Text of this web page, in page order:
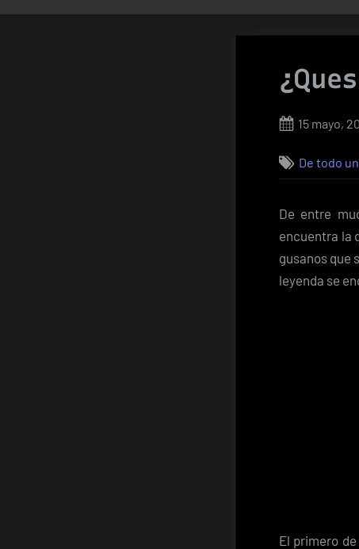
Posted
15 mayo,
De todo
De entre
encuentra la
gusanos que
leyenda se
El primero